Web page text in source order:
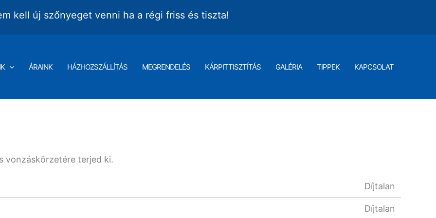
kell új szőnyeget venni ha a régi friss és tiszta!
ÁRAINK HÁZHOZSZÁLLÍTÁS MEGRENDELÉS KÁRPITTISZTÍTÁS GALÉRIA TIPPEK KAPCSOLAT
vonzáskörzetére terjed ki.
Díjtalan
Díjtalan